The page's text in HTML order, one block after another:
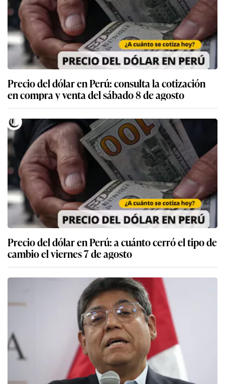
Precio del dólar en Perú: consulta la cotización
en compra y venta del sábado 8 de agosto
Precio del dólar en Perú: a cuánto cerró el tipo de
cambio el viernes 7 de agosto